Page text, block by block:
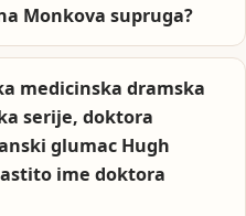
Monkova supruga?
medicinska dramska
serije, doktora
glumac Hugh
ime doktora